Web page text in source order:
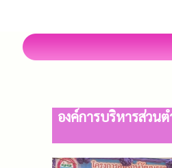
องค์การบริหารส่วน